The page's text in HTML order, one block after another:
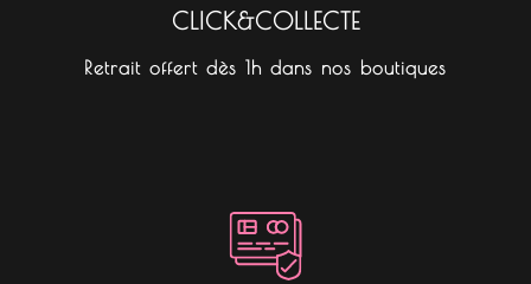
CLICK&COLLECTE
Retrait offert dès 1h dans nos boutiques